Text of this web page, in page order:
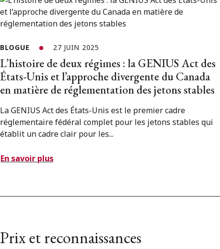
BLOGUE 27 JUIN 2025
L’histoire de deux régimes : la GENIUS Act des
États-Unis et l’approche divergente du Canada
en matière de réglementation des jetons stables
La GENIUS Act des États-Unis est le premier cadre
réglementaire fédéral complet pour les jetons stables qui
établit un cadre clair pour les...
En savoir plus
Prix et reconnaissances